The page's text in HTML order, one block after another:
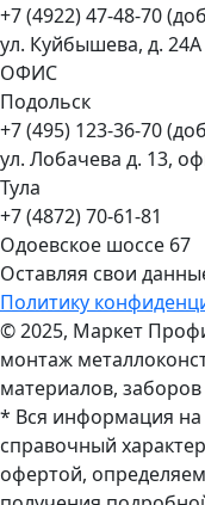
+7 (4922) 47-48-70
ул. Куйбышева, д.
ОФИС
Подольск
+7 (495) 123-36-70
ул. Лобачева д. 13,
Тула
+7 (4872) 70-61-81
Одоевское шоссе 67
Оставляя свои
Политику
© 2025, Маркет
монтаж
материалов,
* Вся информация на
справочный
офертой,